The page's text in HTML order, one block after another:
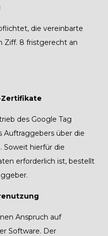
die vereinbarte
Ziff. 8 fristgerecht an
des Google Tag
Auftraggebers über die
Soweit hierfür die
erforderlich ist, bestellt
Anspruch auf
Software. Der